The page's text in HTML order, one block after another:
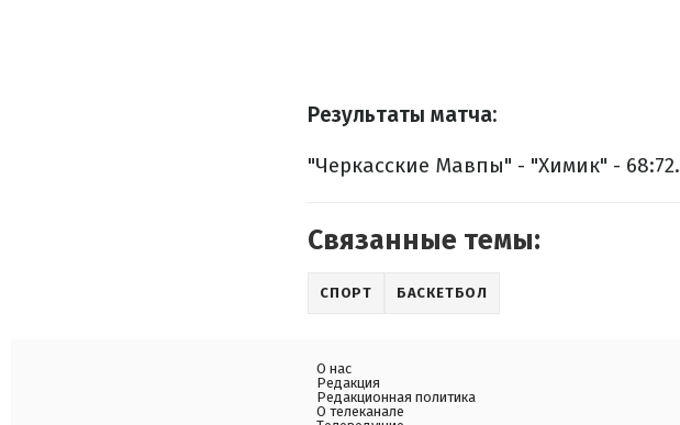
Результаты матча:
"Черкасские Мавпы" - "Химик" - 68:72.
Связанные темы:
СПОРТ БАСКЕТБОЛ
О нас
Редакция
Редакционная политика
О телеканале